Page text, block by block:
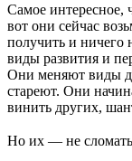
Самое интересное,
вот они сейчас
получить и ничего
виды развития и
Они меняют виды
стареют. Они
винить других,
Но их — не